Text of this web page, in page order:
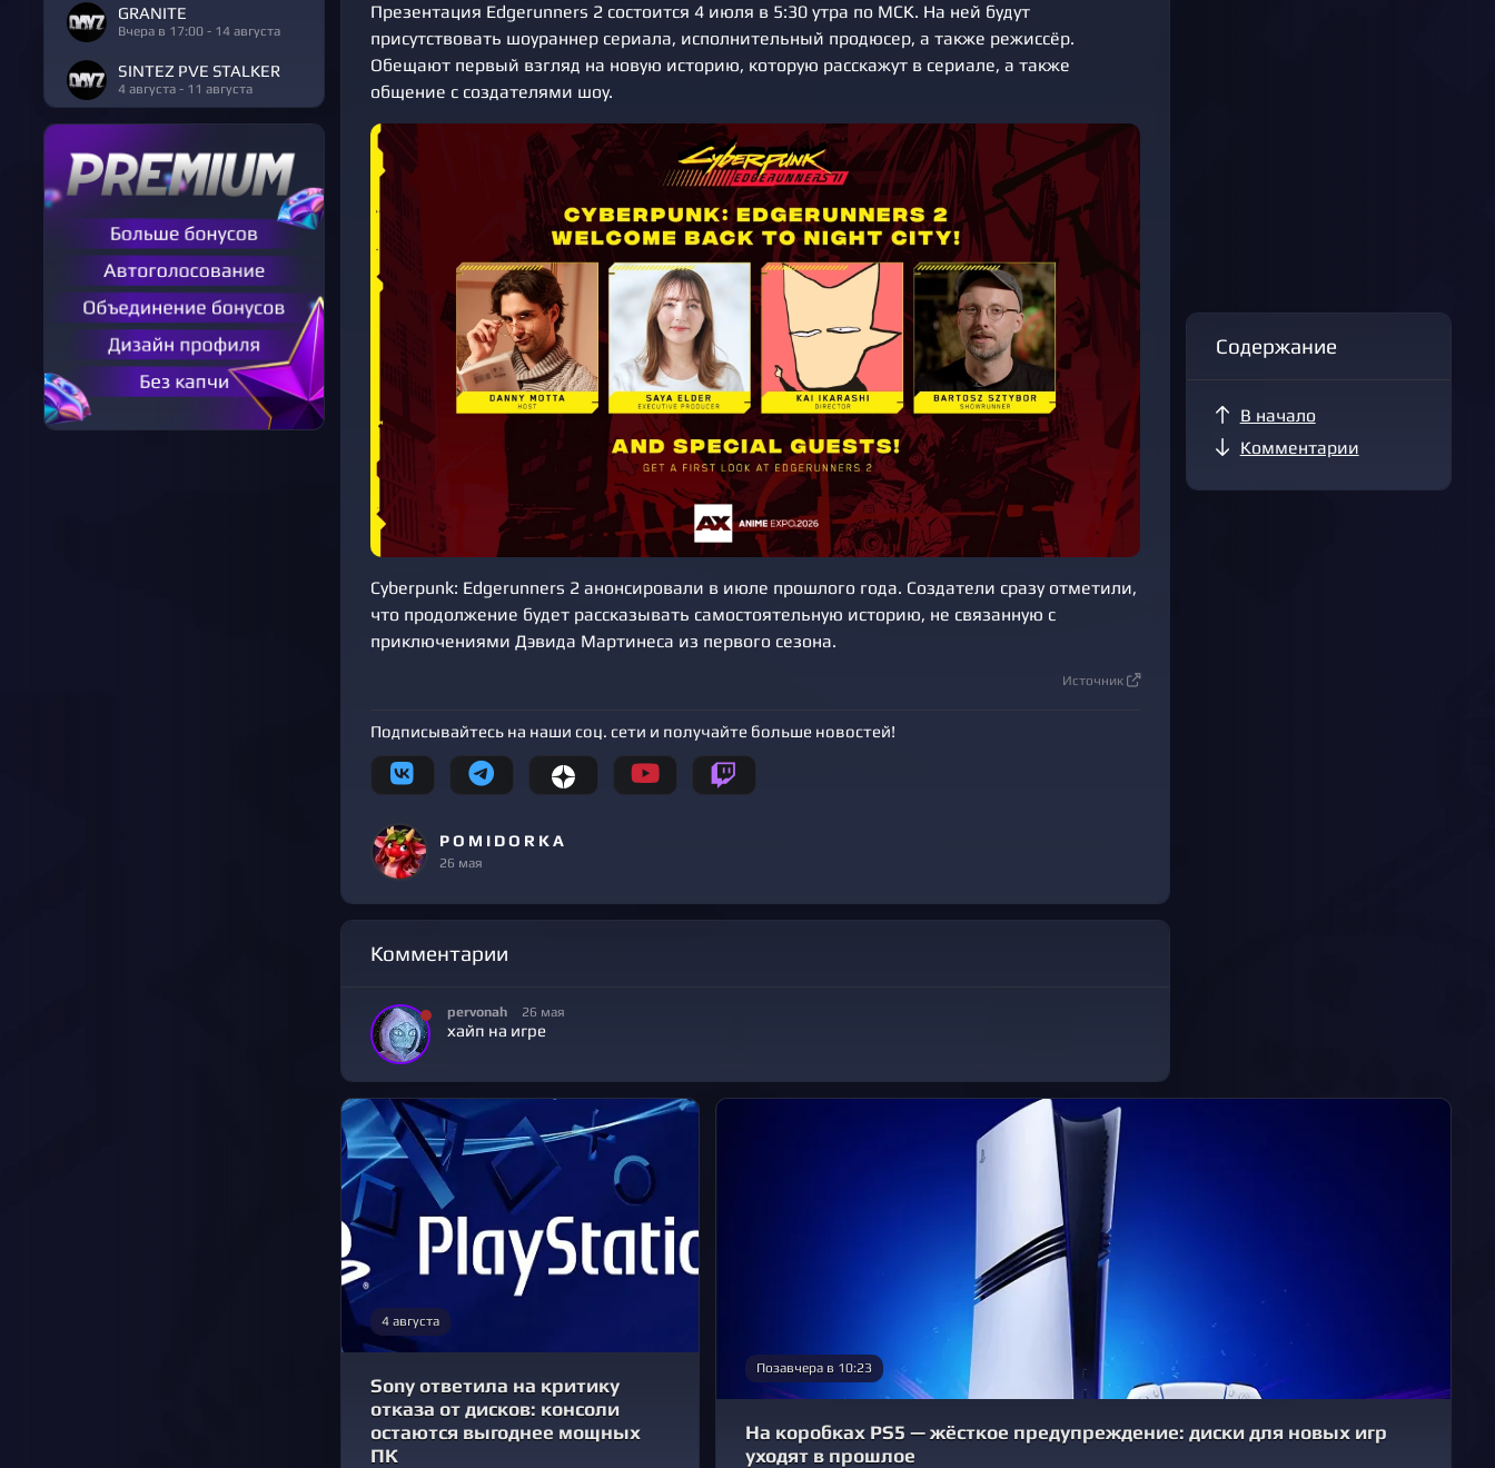
GRANITE
Вчера в 17:00 - 14 августа
SINTEZ PVE STALKER
4 августа - 11 августа
Презентация Edgerunners 2 состоится 4 июля в 5:30 утра по МСК. На ней будут
присутствовать шоураннер сериала, исполнительный продюсер, а также режиссёр.
Обещают первый взгляд на новую историю, которую расскажут в сериале, а также
общение с создателями шоу.
Cyberpunk: Edgerunners 2 анонсировали в июле прошлого года. Создатели сразу отметили,
что продолжение будет рассказывать самостоятельную историю, не связанную с
приключениями Дэвида Мартинеса из первого сезона.
Источник
Подписывайтесь на наши соц. сети и получайте больше новостей!
P O M I D O R K A
26 мая
Комментарии
pervonah 26 мая
хайп на игре
Содержание
В начало
Комментарии
4 августа
Sony ответила на критику
отказа от дисков: консоли
остаются выгоднее мощных
ПК
Позавчера в 10:23
На коробках PS5 — жёсткое предупреждение: диски для новых игр
уходят в прошлое